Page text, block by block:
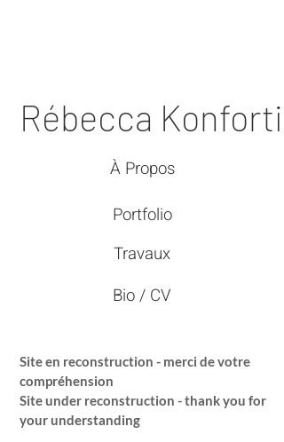
Rébecca Konforti
À Propos
Portfolio
Travaux
Bio / CV
Site en reconstruction - merci de votre
compréhension
Site under reconstruction - thank you for
your understanding